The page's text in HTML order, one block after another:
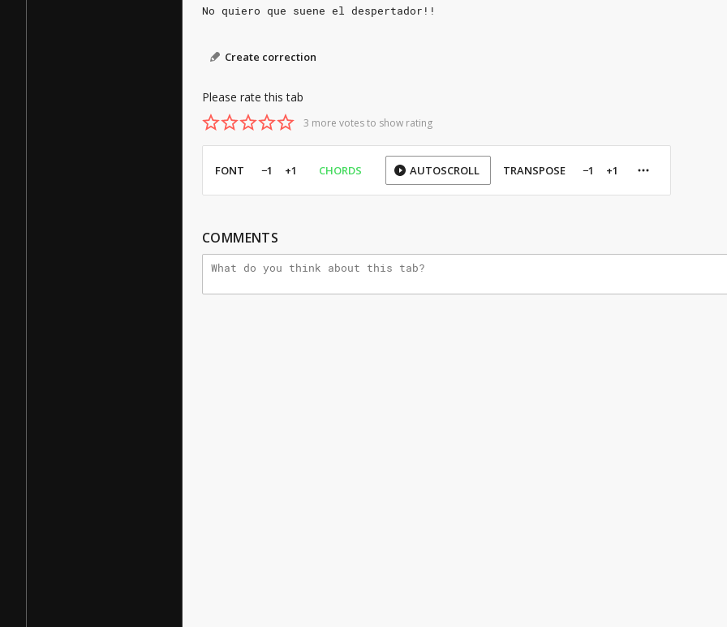
No quiero que suene el despertador!!
Create correction
Please rate this tab
3 more votes to show rating
FONT −1 +1 CHORDS AUTOSCROLL TRANSPOSE −1 +1
COMMENTS